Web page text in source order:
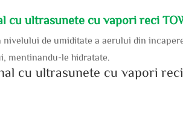
ultrasunete cu vapori reci
de umiditate a aerului din
mentinandu-le hidratate.
cu ultrasunete cu vapori reci